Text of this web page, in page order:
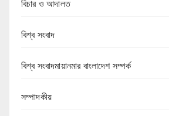
বিচার ও আদালত
বিশ্ব সংবাদ
বিশ্ব সংবাদমায়ানমার বাংলাদেশ সম্পর্ক
সম্পাদকীয়